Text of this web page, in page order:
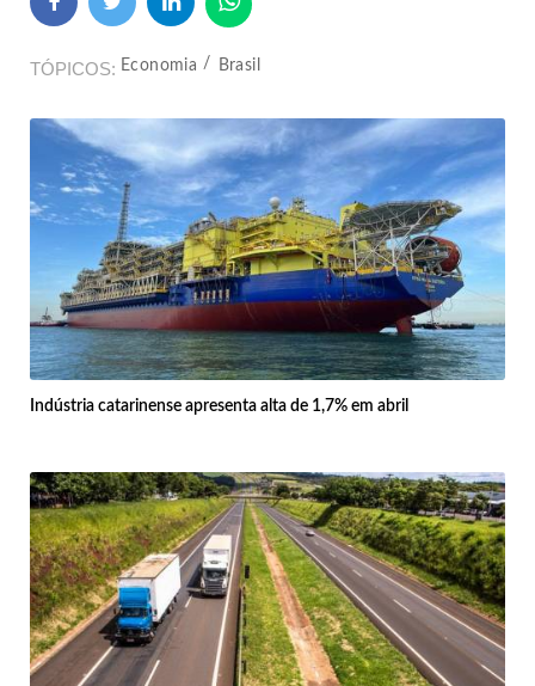
TÓPICOS Economia Brasil
Indústria catarinense apresenta alta de 1,7% em abril